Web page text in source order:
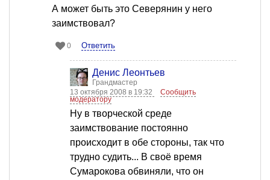
А может быть это Северянин у него
заимствовал?
0 Ответить
Денис Леонтьев
Грандмастер
13 октября 2008 в 19:32
Сообщить
модератору
Ну в творческой среде
заимствование постоянно
происходит в обе стороны, так что
трудно судить... В своё время
Сумарокова обвиняли, что он